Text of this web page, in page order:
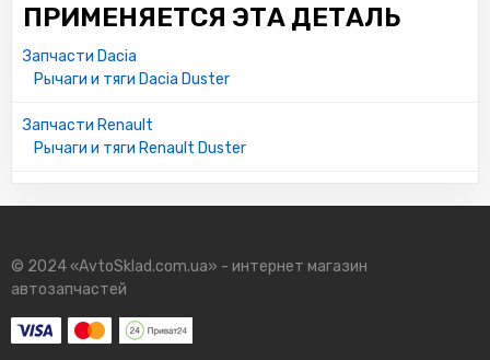
ПРИМЕНЯЕТСЯ ЭТА ДЕТАЛЬ
Запчасти Dacia
Рычаги и тяги Dacia Duster
Запчасти Renault
Рычаги и тяги Renault Duster
© 2024 «AvtoSklad.com.ua» - интернет магазин
автозапчастей